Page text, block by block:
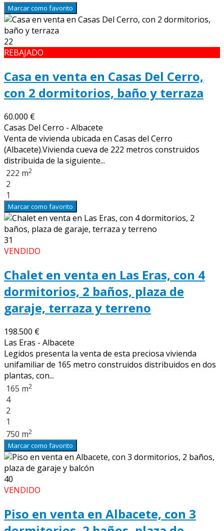
Marcar como favorito
22
REBAJADO
Casa en venta en Casas Del Cerro,
con 2 dormitorios, baño y terraza
60.000 €
Casas Del Cerro - Albacete
Venta de vivienda ubicada en Casas del Cerro
(Albacete).Vivienda cueva de 222 metros construidos
distribuida de la siguiente...
222 m2
2
1
Marcar como favorito
31
VENDIDO
Chalet en venta en Las Eras, con 4
dormitorios, 2 baños, plaza de
garaje, terraza y terreno
198.500 €
Las Eras - Albacete
Legidos presenta la venta de esta preciosa vivienda
unifamiliar de 165 metro construidos distribuidos en dos
plantas, con...
165 m2
4
2
1
750 m2
Marcar como favorito
40
VENDIDO
Piso en venta en Albacete, con 3